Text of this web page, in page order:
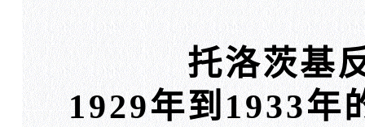
托洛茨基
1929年到1933年